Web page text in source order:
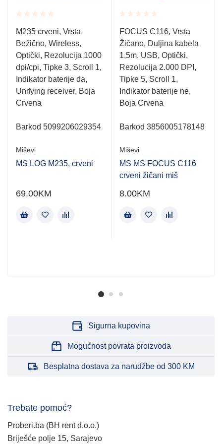
Rated
0.001
out
of
5
M235 crveni, Vrsta
Bežično, Wireless,
Optički, Rezolucija 1000
dpi/cpi, Tipke 3, Scroll 1,
Indikator baterije da,
Unifying receiver, Boja
Crvena
Barkod 5099206029354
Miševi
MS LOG M235, crveni
69.00KM
Rated
0.001
out
of
5
FOCUS C116, Vrsta
Žičano, Duljina kabela
1,5m, USB, Optički,
Rezolucija 2.000 DPI,
Tipke 5, Scroll 1,
Indikator baterije ne,
Boja Crvena
Barkod 3856005178148
Miševi
MS MS FOCUS C116
crveni žičani miš
8.00KM
Sigurna kupovina
Mogućnost povrata proizvoda
Besplatna dostava za narudžbe od 300 KM
Trebate pomoć?
Proberi.ba (BH rent d.o.o.)
Briješće polje 15, Sarajevo